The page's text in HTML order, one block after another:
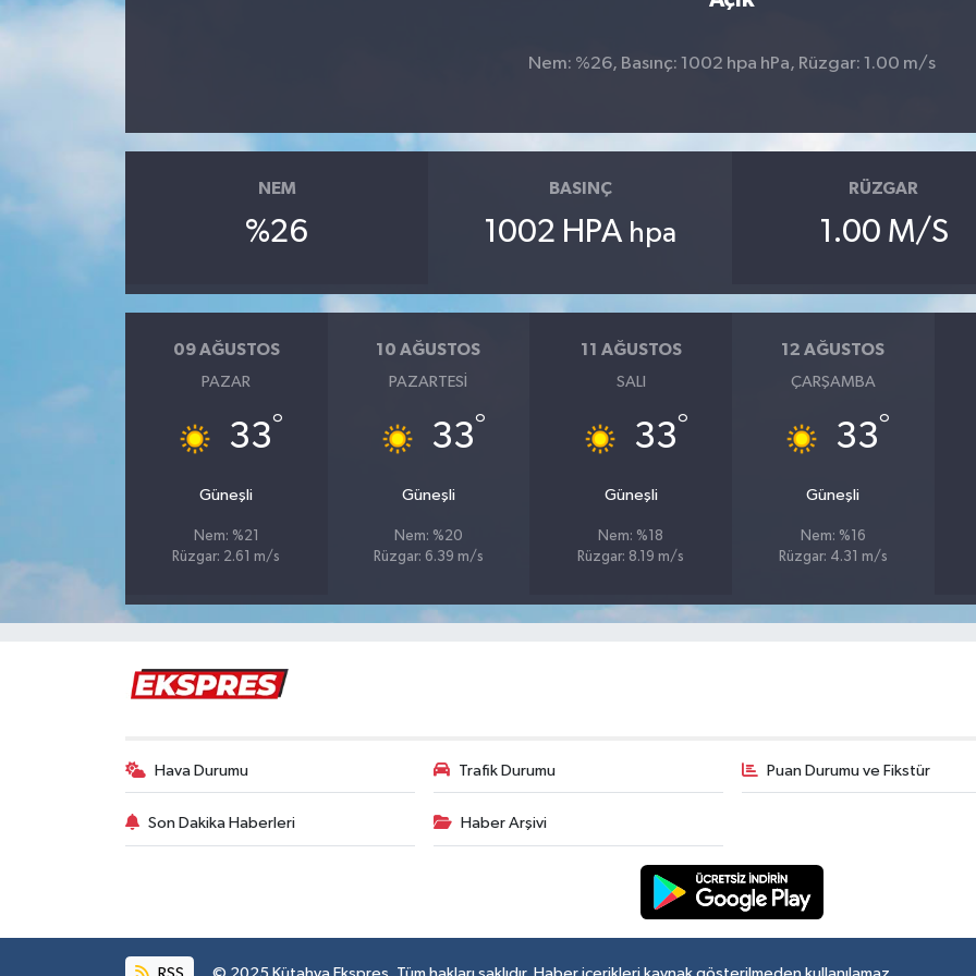
Nem: %26, Basınç: 1002 hpa hPa, Rüzgar: 1.00 m/s
NEM
%26
BASINÇ
1002 HPA hpa
RÜZGAR
1.00 M/S
09 AĞUSTOS
PAZAR
33°
Güneşli
Nem: %21
Rüzgar: 2.61 m/s
10 AĞUSTOS
PAZARTESI
33°
Güneşli
Nem: %20
Rüzgar: 6.39 m/s
11 AĞUSTOS
SALI
33°
Güneşli
Nem: %18
Rüzgar: 8.19 m/s
12 AĞUSTOS
ÇARŞAMBA
33°
Güneşli
Nem: %16
Rüzgar: 4.31 m/s
Hava Durumu Trafik Durumu Puan Durumu ve Fikstür
Son Dakika Haberleri Haber Arşivi
Ekonomi
Köşe Yazıları
Kütahya
Magazin
Otomobil